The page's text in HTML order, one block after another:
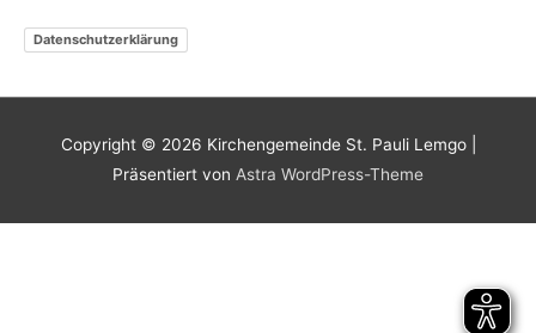
Datenschutzerklärung
Copyright © 2026 Kirchengemeinde St. Pauli Lemgo|
Präsentiert von Astra WordPress-Theme